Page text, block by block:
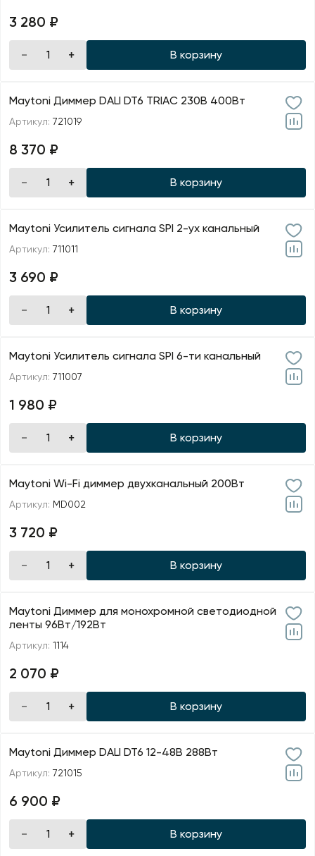
3 280 ₽
В корзину
Maytoni Диммер DALI DT6 TRIAC 230В 400Вт
Артикул: 721019
8 370 ₽
В корзину
Maytoni Усилитель сигнала SPI 2-ух канальный
Артикул: 711011
3 690 ₽
В корзину
Maytoni Усилитель сигнала SPI 6-ти канальный
Артикул: 711007
1 980 ₽
В корзину
Maytoni Wi-Fi диммер двухканальный 200Вт
Артикул: MD002
3 720 ₽
В корзину
Maytoni Диммер для монохромной светодиодной
ленты 96Вт/192Вт
Артикул: 1114
2 070 ₽
В корзину
Maytoni Диммер DALI DT6 12-48В 288Вт
Артикул: 721015
6 900 ₽
В корзину